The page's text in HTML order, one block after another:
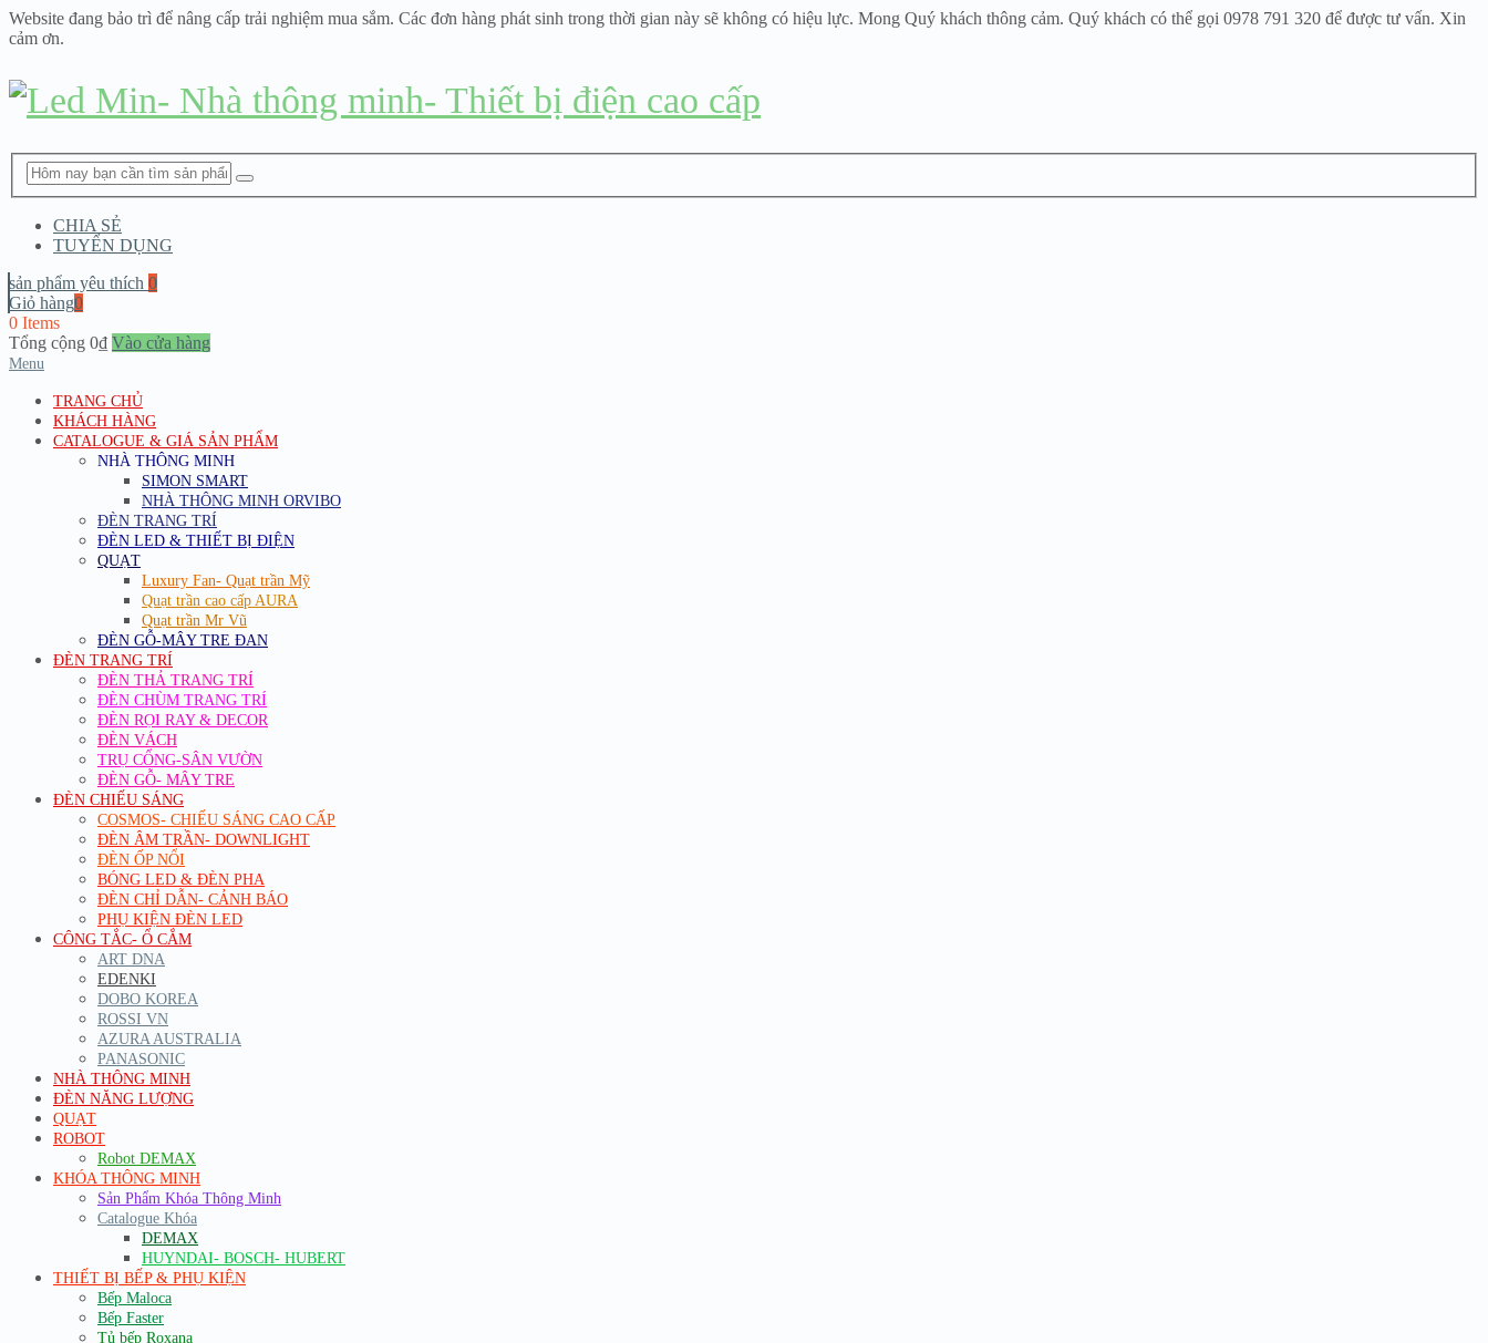
Website đang bảo trì để nâng cấp trải nghiệm mua sắm. Các đơn hàng phát sinh trong thời gian này sẽ không có hiệu lực. Mong Quý khách thông cảm. Quý khách có thể gọi 0978 791 320 để được tư vấn. Xin
cảm ơn.
CHIA SẺ
TUYỂN DỤNG
sản phẩm yêu thích 0
Giỏ hàng0
0 Items
Tổng cộng 0₫ Vào cửa hàng
Menu
TRANG CHỦ
KHÁCH HÀNG
CATALOGUE & GIÁ SẢN PHẨM
NHÀ THÔNG MINH
SIMON SMART
NHÀ THÔNG MINH ORVIBO
ĐÈN TRANG TRÍ
ĐÈN LED & THIẾT BỊ ĐIỆN
QUẠT
Luxury Fan- Quạt trần Mỹ
Quạt trần cao cấp AURA
Quạt trần Mr Vũ
ĐÈN GỖ-MÂY TRE ĐAN
ĐÈN TRANG TRÍ
ĐÈN THẢ TRANG TRÍ
ĐÈN CHÙM TRANG TRÍ
ĐÈN RỌI RAY & DECOR
ĐÈN VÁCH
TRỤ CỔNG-SÂN VƯỜN
ĐÈN GỖ- MÂY TRE
ĐÈN CHIẾU SÁNG
COSMOS- CHIẾU SÁNG CAO CẤP
ĐÈN ÂM TRẦN- DOWNLIGHT
ĐÈN ỐP NỔI
BÓNG LED & ĐÈN PHA
ĐÈN CHỈ DẪN- CẢNH BÁO
PHỤ KIỆN ĐÈN LED
CÔNG TẮC- Ổ CẮM
ART DNA
EDENKI
DOBO KOREA
ROSSI VN
AZURA AUSTRALIA
PANASONIC
NHÀ THÔNG MINH
ĐÈN NĂNG LƯỢNG
QUẠT
ROBOT
Robot DEMAX
KHÓA THÔNG MINH
Sản Phẩm Khóa Thông Minh
Catalogue Khóa
DEMAX
HUYNDAI- BOSCH- HUBERT
THIẾT BỊ BẾP & PHỤ KIỆN
Bếp Maloca
Bếp Faster
Tủ bếp Roxana